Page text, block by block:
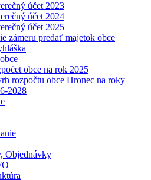
účet 2023
účet 2024
účet 2025
zámeru predať majetok obce
obce na rok 2025
rozpočtu obce Hronec na roky
2028
Objednávky